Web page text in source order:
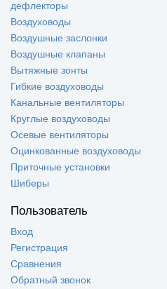
дефлекторы
Воздуховоды
Воздушные заслонки
Воздушные клапаны
Вытяжные зонты
Гибкие воздуховоды
Канальные вентиляторы
Круглые воздуховоды
Осевые вентиляторы
Оцинкованные воздуховоды
Приточные установки
Шиберы
Пользователь
Вход
Регистрация
Сравнения
Обратный звонок